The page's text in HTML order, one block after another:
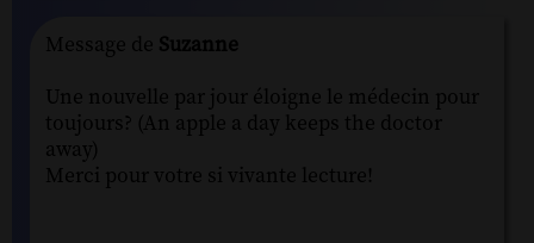
Message de Suzanne
Une nouvelle par jour éloigne le médecin pour
toujours? (An apple a day keeps the doctor
away)
Merci pour votre si vivante lecture!